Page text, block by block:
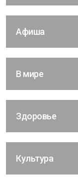
Афиша
В мире
Здоровье
Культура